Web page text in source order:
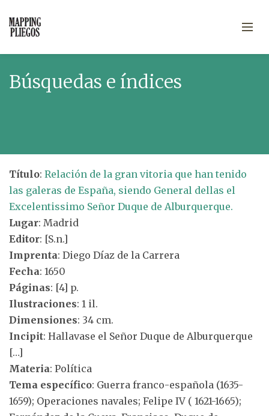
Búsquedas e índices
Título: Relación de la gran vitoria que han tenido
las galeras de España, siendo General dellas el
Excelentissimo Señor Duque de Alburquerque.
Lugar: Madrid
Editor: [S.n.]
Imprenta: Diego Díaz de la Carrera
Fecha: 1650
Páginas: [4] p.
Ilustraciones: 1 il.
Dimensiones: 34 cm.
Incipit: Hallavase el Señor Duque de Alburquerque
[…]
Materia: Política
Tema específico: Guerra franco-española (1635-
1659); Operaciones navales; Felipe IV ( 1621-1665);